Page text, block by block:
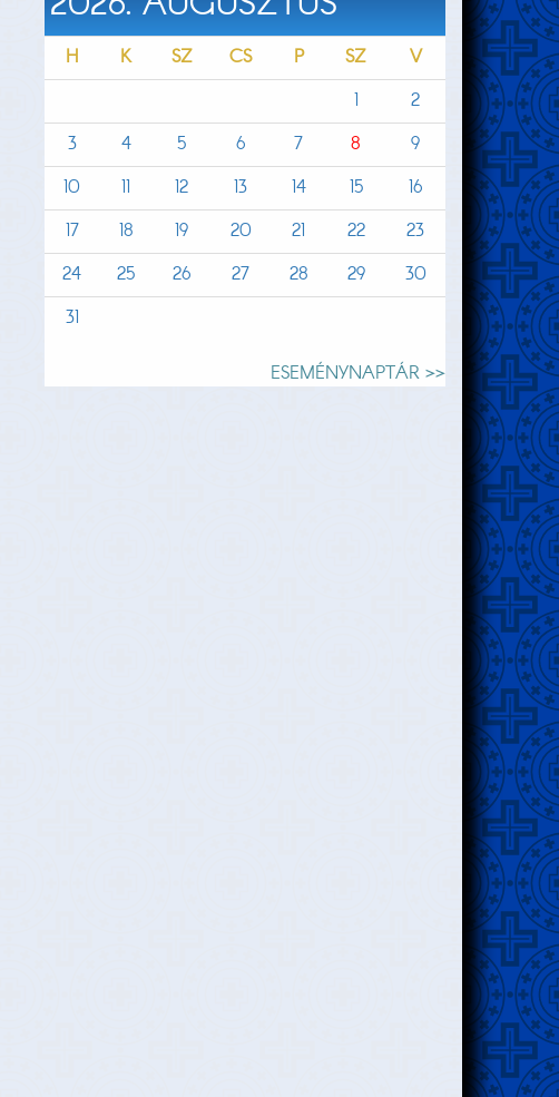
H K SZ CS P SZ
V
1
2
3
4 5 6 7 8
9
10
11 12 13 14 15
16
17
18 19 20 21 22
23
24
25 26 27 28 29
30
31
ESEMÉNYNAPTÁR >>